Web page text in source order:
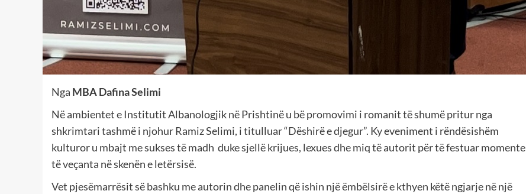
Nga MBA Dafina Selimi
Në ambientet e Institutit Albanologjik në Prishtinë u bë promovimi i romanit të shumë pritur nga
shkrimtari tashmë i njohur Ramiz Selimi, i titulluar “Dëshirë e djegur”. Ky eveniment i rëndësishëm
kulturor u mbajt me sukses të madh duke sjellë krijues, lexues dhe miq të autorit për të festuar momente
të veçanta në skenën e letërsisë.
Vet pjesëmarrësit së bashku me autorin dhe panelin që ishin një ëmbëlsirë e kthyen këtë ngjarje në një